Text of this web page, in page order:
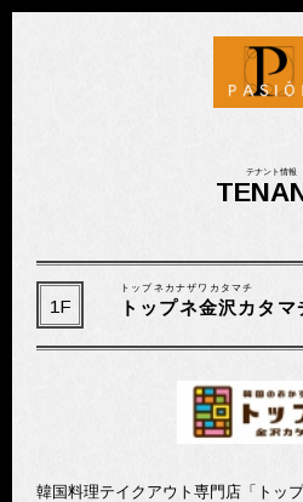
テナント情報
1F
トップネカナザワカタマチ
トップネ金沢カタマ
韓国料理テイクアウト専門店「トッ